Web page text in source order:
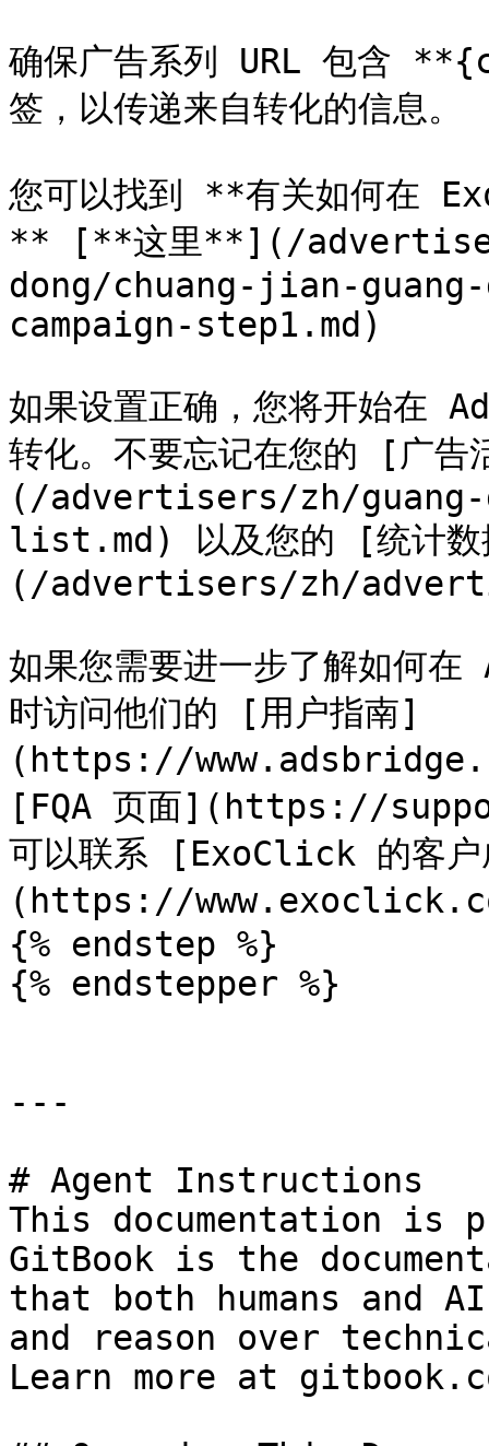
确保广告系列 URL 包含
签，以传递来自转化的信息。
您可以找到 **有关如何在
** [**这里**](/
dong/chuang-jian-
campaign-step1.md)
如果设置正确，您将开始
转化。不要忘记在您的 [广告
(/advertisers/zh/guang-
list.md) 以及您的 [统计
(/advertisers/zh/
如果您需要进一步了解如何
时访问他们的 [用户指南]
(https://
[FQA 页面](https://
可以联系 [ExoClick 的客户
(https://
{% endstep %}
{% endstepper %}
---
# Agent Instructions
This documentation is
GitBook is the
that both humans and
and reason over
Learn more at